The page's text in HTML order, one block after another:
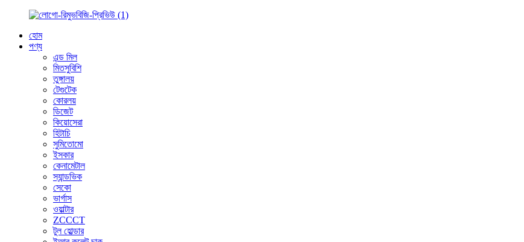
হোম
পণ্য
এন্ড মিল
মিতসুবিশি
তুঙ্গালয়
টেগুটেক
কোরলয়
ডিজেট
কিয়োসেরা
হিটাচি
সুমিতোমো
ইসকার
কেনামেটাল
স্যান্ডভিক
সেকো
ভার্গাস
ওয়াল্টার
ZCCCT
টুল হোল্ডার